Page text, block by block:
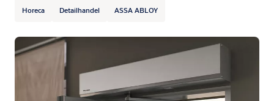
Horeca Detailhandel ASSA ABLOY